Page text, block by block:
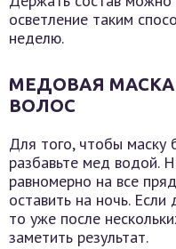
осветление таким
неделю.
МЕДОВАЯ
ВОЛОС
Для того, чтобы маску
разбавьте мед водой.
равномерно на все
оставить на ночь.
то уже после
заметить результат.